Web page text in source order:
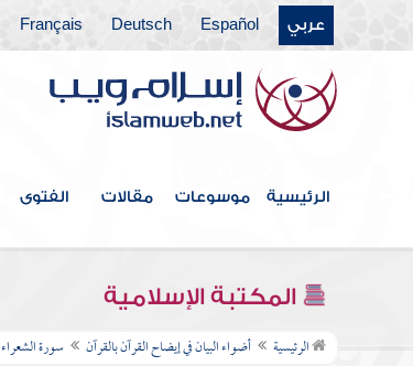
عربي Español
Deutsch
Français
الرئيسية موسوعات مقالات الفتوى
المكتبة الإسلامية
الرئيسية أضواء البيان في إيضاح القرآن بالقرآن سورة الشعراء
سورة طه
سورة الأنبياء
سورة الحج
سورة المؤمنون
سورة النور
سورة الفرقان
سورة الشعراء